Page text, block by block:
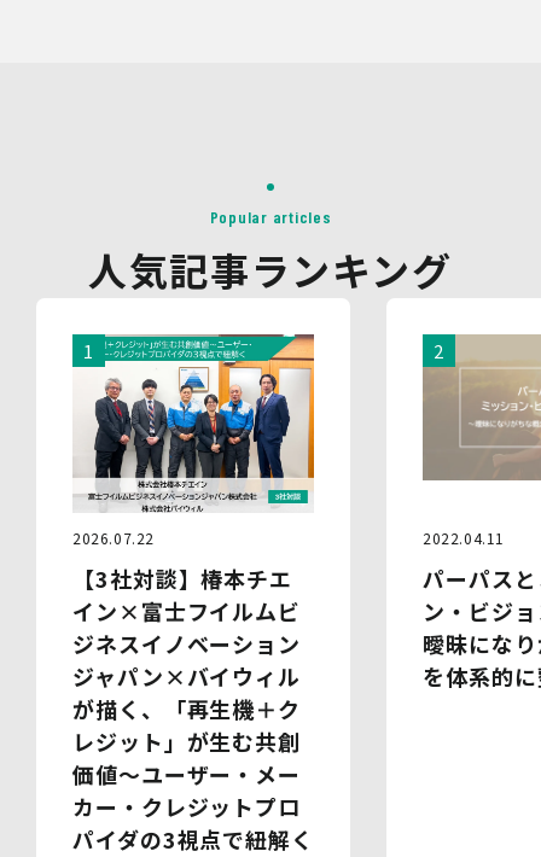
・各種お問い合わせに対応するため
正確な把握のため
・取得した情報を解析又は分析して、当社サービス「環境
グ」「ブランドコンサルティング」の改善・開発を行うた
め
・統計資料の作成のため
4.第三者への提供
当社は、イベントやセミナーにて取得した個人情報につ
き、以下の内容に従って第三者提供を行うことがありま
す。なお、本人の同意がある場合及び法令の定めによる場
第三者に提供することはありません。
(1)提供先
イベント・セミナーの共催事業者
(2)提供される個人情報の内容
会社名・所属団体等の名称、所属名、役職名等の肩書、氏
名、住所、電話番号、メールアドレス、その他イベント・
セミナーを通じて取得した情報
(3)第三者提供の方法
電話、FAX、電子メール、郵送などの一般的な方法
(4)その他
上記の内容によらない個人情報の第三者提供を行う場合に
は、あらかじめ本人に対し個別具体的な内容を提示して同
意を得ます。
Popular articles
人気記事ランキング
2026.07.22
【3社対談】椿本チエ
イン×富士フイルムビ
ジネスイノベーション
ジャパン×バイウィル
が描く、「再生機＋ク
レジット」が生む共創
価値～ユーザー・メー
カー・クレジットプロ
パイダの3視点で紐解く
2022.04.11
パーパス
ン・ビジ
曖昧にな
を体系的